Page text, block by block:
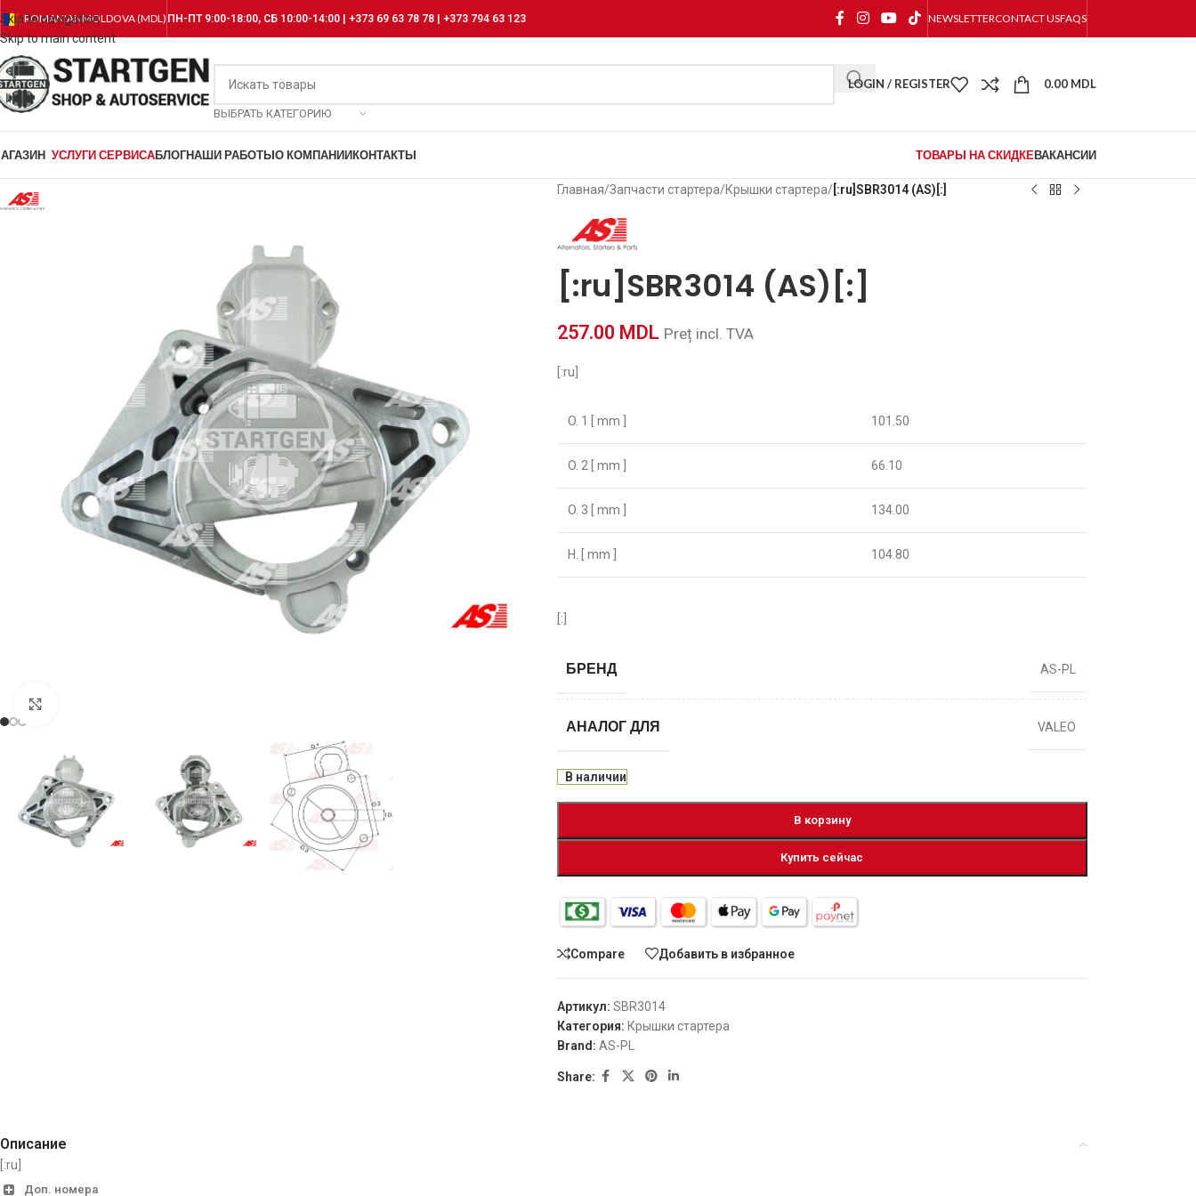
Skip to navigation
Skip to main content
ROMANIANMOLDOVA (MDL) ПН-ПТ 9:00-18:00, СБ 10:00-14:00 | +373 69 63 78 78 | +373 794 63 123 NEWSLETTERCONTACT USFAQS
ВЫБРАТЬ КАТЕГОРИЮ
LOGIN / REGISTER 0.00 MDL
УСЛУГИ СЕРВИСАБЛОГНАШИ РАБОТЫО КОМПАНИИКОНТАКТЫ ТОВАРЫ НА СКИДКЕВАКАНСИИ
Главная/Запчасти стартера/Крышки стартера/[:ru]SBR3014 (AS)[:]
[:ru]SBR3014 (AS)[:]
257.00 MDL Preț incl. TVA
[:ru]
O. 1 [ mm ] 101.50
O. 2 [ mm ] 66.10
O. 3 [ mm ] 134.00
H. [ mm ] 104.80
[:]
БРЕНД AS-PL
АНАЛОГ ДЛЯ VALEO
В наличии
В корзину
Купить сейчас
Compare Добавить в избранное
Артикул: SBR3014
Категория: Крышки стартера
Brand: AS-PL
Share:
Описание
[:ru]
Доп. номера